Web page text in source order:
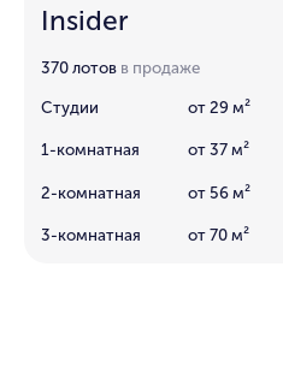
Insider
370 лотов в продаже
Студии от 29 м²
1-комнатная от 37 м²
2-комнатная от 56 м²
3-комнатная от 70 м²